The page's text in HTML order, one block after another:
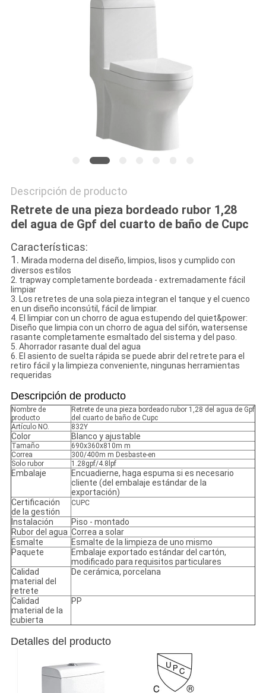
Descripción de producto
Retrete de una pieza bordeado rubor 1,28
del agua de Gpf del cuarto de baño de Cupc
Características:
1. Mirada moderna del diseño, limpios, lisos y cumplido con
diversos estilos
2. trapway completamente bordeada - extremadamente fácil
limpiar
3. Los retretes de una sola pieza integran el tanque y el cuenco
en un diseño inconsútil, fácil de limpiar.
4. El limpiar con un chorro de agua estupendo del quiet&power:
Diseño que limpia con un chorro de agua del sifón, watersense
rasante completamente esmaltado del sistema y del paso.
5. Ahorrador rasante dual del agua
6. El asiento de suelta rápida se puede abrir del retrete para el
retiro fácil y la limpieza conveniente, ningunas herramientas
requeridas
Descripción de producto
Nombre de
producto
Retrete de una pieza bordeado rubor 1,28 del agua de Gpf
del cuarto de baño de Cupc
Artículo NO.
832Y
Color Blanco y ajustable
Tamaño
690x360x810m m
Correa
300/400m m Desbaste-en
Solo rubor
1.28gpf/4.8lpf
Embalaje
Encuadierne, haga espuma si es necesario
cliente (del embalaje estándar de la
exportación)
Certificación
de la gestión
CUPC
Instalación
Piso - montado
Rubor del agua Correa a solar
Esmalte
Esmalte de la limpieza de uno mismo
Paquete
Embalaje exportado estándar del cartón,
modificado para requisitos particulares
Calidad
material del
retrete
De cerámica, porcelana
Calidad
material de la
cubierta
PP
Detalles del producto